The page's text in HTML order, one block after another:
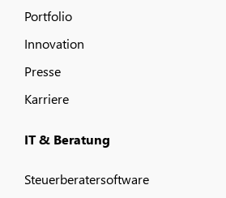
Portfolio
Innovation
Presse
Karriere
IT & Beratung
Steuerberatersoftware